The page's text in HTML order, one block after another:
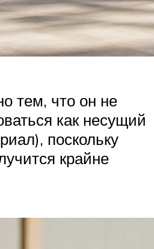
тем, что он не
как несущий
поскольку
крайне